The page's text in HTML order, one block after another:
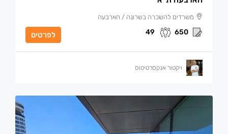
משרדים להשכרה בשרונה / הארבעה
650
49 לפרטים
ויקטור אנקסרטיטוס